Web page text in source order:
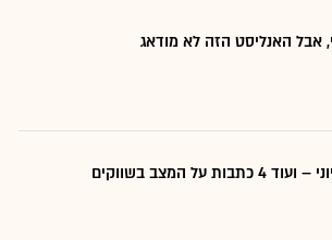
אבל האנליסט הזה לא מודאג
המצב בשווקים